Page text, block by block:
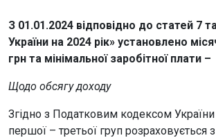
З 01.01.2024 відповідно до статей
України на 2024 рік» установлено
грн та мінімальної заробітної плати
Щодо обсягу доходу
Згідно з Податковим кодексом
першої – третьої груп розраховується